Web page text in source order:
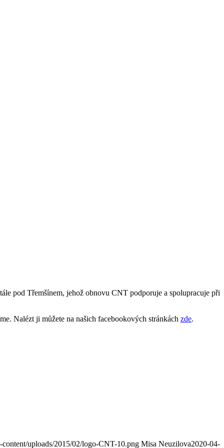
pod Třemšínem, jehož obnovu CNT podporuje a spolupracuje při
Nalézt ji můžete na našich facebookových stránkách zde.
uploads/2015/02/logo-CNT-10.png Misa Neuzilova2020-04-